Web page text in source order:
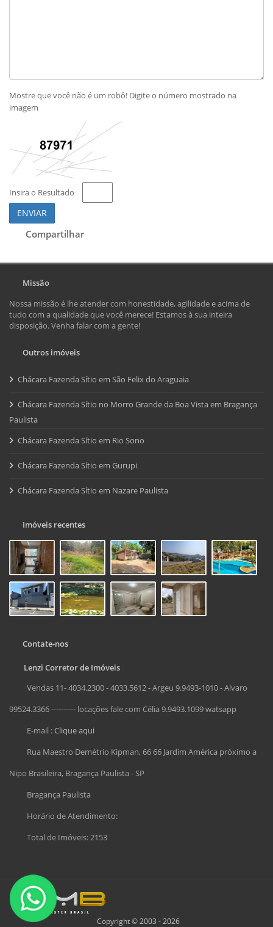
Mostre que você não é um robô! Digite o número mostrado na
imagem
Insira o Resultado
ENVIAR
Compartilhar
Missão
Nossa missão é lhe atender com honestidade, agilidade e acima de
tudo com a qualidade que você merece! Estamos à sua inteira
disposição. Venha falar com a gente!
Outros imóveis
Chácara Fazenda Sítio em São Felix do Araguaia
Chácara Fazenda Sítio no Morro Grande da Boa Vista em Bragança
Paulista
Chácara Fazenda Sítio em Rio Sono
Chácara Fazenda Sítio em Gurupi
Chácara Fazenda Sítio em Nazare Paulista
Imóveis recentes
Contate-nos
Lenzi Corretor de Imóveis
Vendas 11- 4034.2300 - 4033.5612 - Argeu 9.9493-1010 - Alvaro
99524.3366 ---------- locações fale com Célia 9.9493.1099 watsapp
E-mail :Clique aqui
Rua Maestro Demétrio Kipman, 66 66 Jardim América próximo a
Nipo Brasileira, Bragança Paulista - SP
Bragança Paulista
Horário de Atendimento:
Total de Imóveis: 2153
Copyright © 2003 - 2026